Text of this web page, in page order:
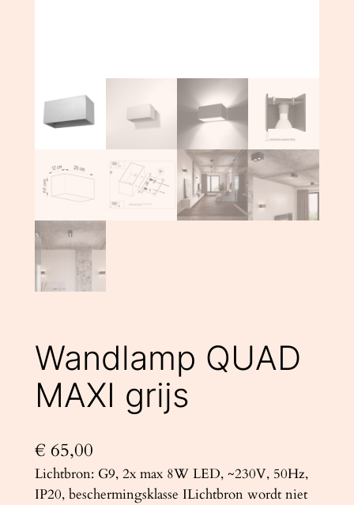
Wandlamp QUAD
MAXI grijs
€ 65,00
Lichtbron: G9, 2x max 8W LED, ~230V, 50Hz,
IP20, beschermingsklasse ILichtbron wordt niet